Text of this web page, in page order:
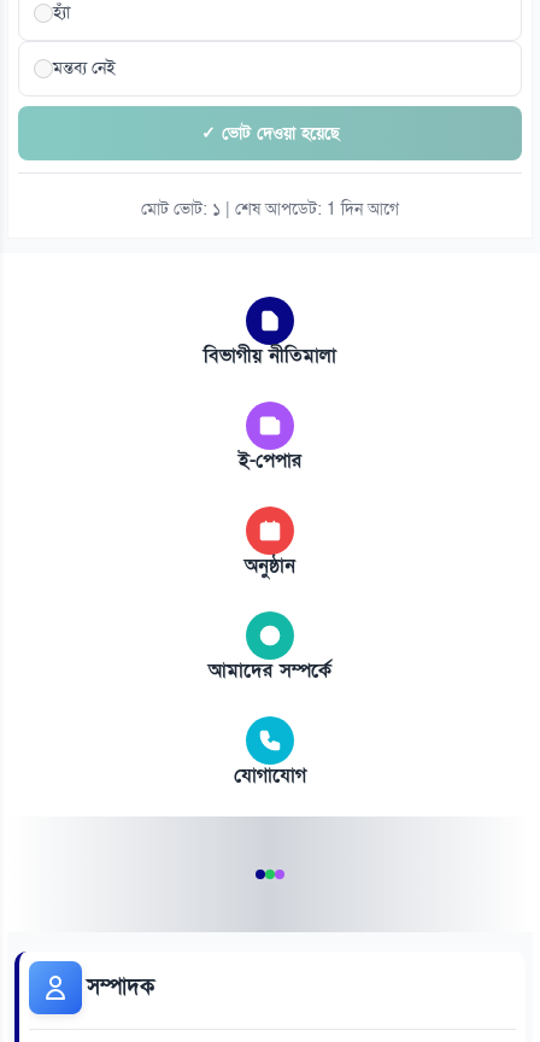
হ্যাঁ
মন্তব্য নেই
✓ ভোট দেওয়া হয়েছে
মোট ভোট: ১ | শেষ আপডেট: 1 দিন আগে
বিভাগীয় নীতিমালা
ই-পেপার
অনুষ্ঠান
আমাদের সম্পর্কে
যোগাযোগ
সম্পাদক